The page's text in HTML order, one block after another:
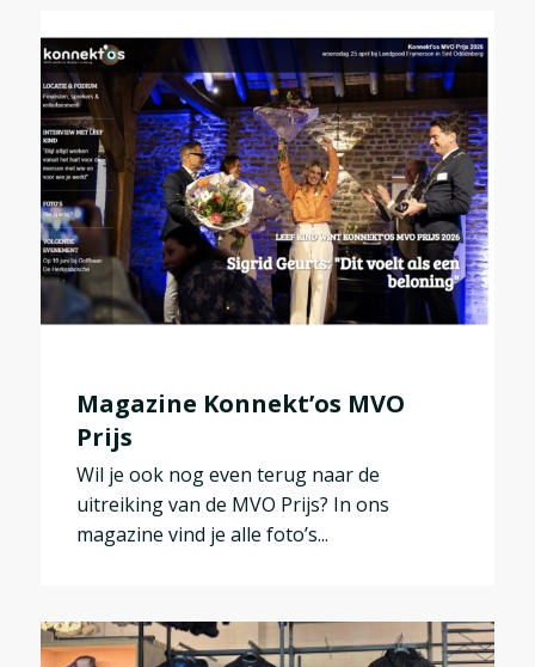
Magazine Konnekt’os MVO
Prijs
Wil je ook nog even terug naar de
uitreiking van de MVO Prijs? In ons
magazine vind je alle foto’s...